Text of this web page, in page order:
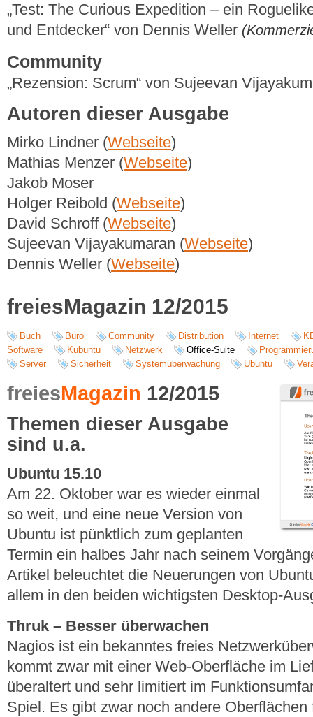
„Test: The Curious Expedition – ein
und Entdecker“ von Dennis Weller
Community
„Rezension: Scrum“ von Sujeevan
Autoren dieser Ausgabe
Mirko Lindner (Webseite)
Mathias Menzer (Webseite)
Jakob Moser
Holger Reibold (Webseite)
David Schroff (Webseite)
Sujeevan Vijayakumaran (Webseite)
Dennis Weller (Webseite)
freiesMagazin 12/2015
Buch Büro Community Distribution Internet
Software
Kubuntu Netzwerk Office-Suite
Server
Sicherheit Systemüberwachung Ubuntu
freiesMagazin 12/2015
Themen dieser Ausgabe
sind u.a.
Ubuntu 15.10
Am 22. Oktober war es wieder einmal
so weit, und eine neue Version von
Ubuntu ist pünktlich zum geplanten
Termin ein halbes Jahr nach seinem
Artikel beleuchtet die Neuerungen von
allem in den beiden wichtigsten Desktop-
Thruk – Besser überwachen
Nagios ist ein bekanntes freies
kommt zwar mit einer Web-Oberfläche im
überaltert und sehr limitiert im
Spiel. Es gibt zwar noch andere